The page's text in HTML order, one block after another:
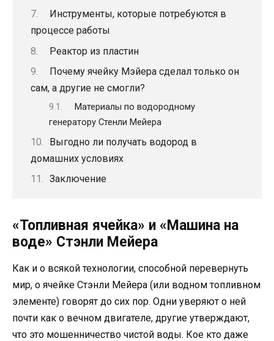
Инструменты, которые потребуются в
процессе работы
Реактор из пластин
Почему ячейку Мэйера сделал только он
сам, а другие не смогли?
Материалы по водородному
генератору Стенли Мейера
Выгодно ли получать водород в
домашних условиях
Заключение
«Топливная ячейка» и «Машина на
воде» Стэнли Мейера
Как и о всякой технологии, способной перевернуть
мир, о ячейке Стэнли Мейера (или водном топливном
элементе) говорят до сих пор. Одни уверяют о ней
почти как о вечном двигателе, другие утверждают,
что это мошенничество чистой воды. Кое кто даже